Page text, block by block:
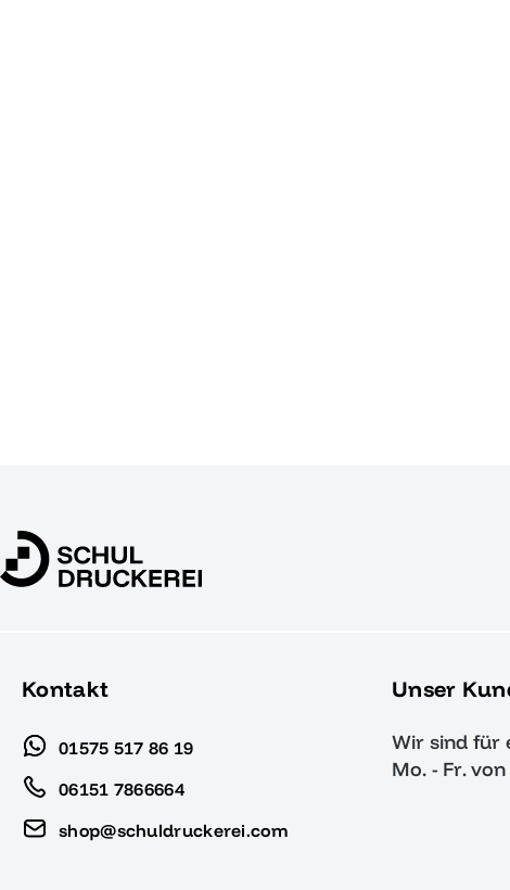
Kontakt
01575 517 86 19
06151 7866664
shop@schuldruckerei.com
Unser
Wir sind für
Mo. - Fr.